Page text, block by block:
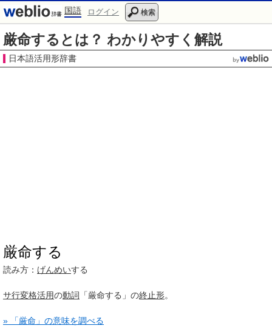
国語 ログイン 検索
厳命するとは？ わかりやすく解説
日本語活用形辞書
厳命する
読み方： げんめいする
サ行変格活用の動詞 「厳命する」の終止形。
» 「厳命」の意味を調べる